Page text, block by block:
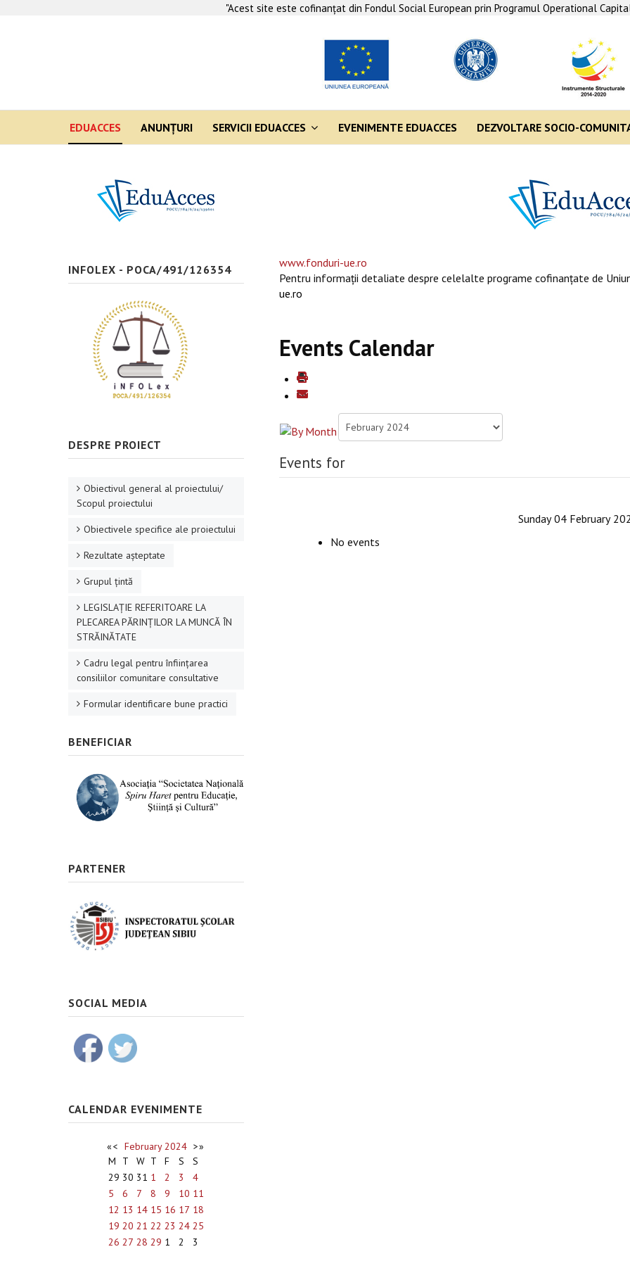
"Acest site este cofinanţat din Fondul Social European prin Programul Operational
EDUACCES ANUNŢURI SERVICII EDUACCES EVENIMENTE EDUACCES DEZVOLTARE SOCIO-
www.fonduri-ue.ro
Pentru informaţii detaliate despre celelalte programe cofinanţate de
ue.ro
Events Calendar
Events for
Sunday 04 February
No events
INFOLEX - POCA/491/126354
DESPRE PROIECT
Obiectivul general al proiectului/
Scopul proiectului
Obiectivele specifice ale proiectului
Rezultate aşteptate
Grupul ţintă
LEGISLAȚIE REFERITOARE LA
PLECAREA PĂRINȚILOR LA MUNCĂ ÎN
STRĂINĂTATE
Cadru legal pentru înființarea
consiliilor comunitare consultative
Formular identificare bune practici
BENEFICIAR
PARTENER
SOCIAL MEDIA
CALENDAR EVENIMENTE
«< February 2024 >»
M
T W T F S
S
29 30 31 1 2 3
4
5
6 7 8 9 10 11
12 13 14 15 16 17 18
19 20 21 22 23 24 25
26 27 28 29 1 2 3